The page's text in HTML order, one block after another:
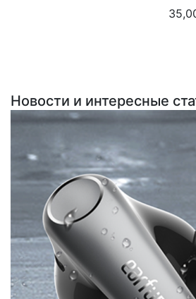
Новости и интересные